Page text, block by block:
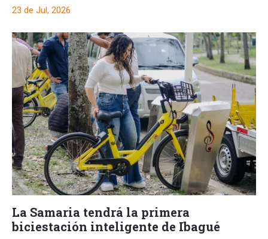
23 de Jul, 2026
La Samaria tendrá la primera
biciestación inteligente de Ibagué